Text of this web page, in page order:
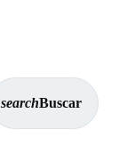
searchBuscar